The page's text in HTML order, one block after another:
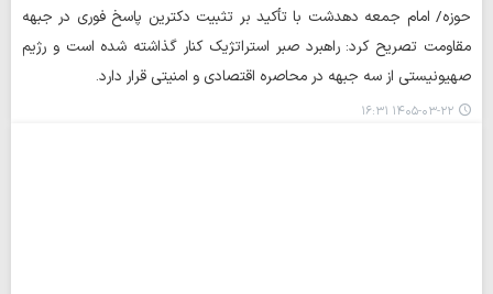
حوزه/ امام جمعه دهدشت با تأکید بر تثبیت دکترین پاسخ فوری در جبهه
مقاومت تصریح کرد: راهبرد صبر استراتژیک کنار گذاشته شده است و رژیم
صهیونیستی از سه جبهه در محاصره اقتصادی و امنیتی قرار دارد.
۱۴۰۵-۰۳-۲۲ ۱۶:۳۱